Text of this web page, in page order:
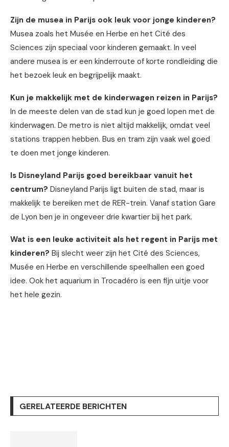
Zijn de musea in Parijs ook leuk voor jonge kinderen?
Musea zoals het Musée en Herbe en het Cité des
Sciences zijn speciaal voor kinderen gemaakt. In veel
andere musea is er een kinderroute of korte rondleiding die
het bezoek leuk en begrijpelijk maakt.
Kun je makkelijk met de kinderwagen reizen in Parijs?
In de meeste delen van de stad kun je goed lopen met de
kinderwagen. De metro is niet altijd makkelijk, omdat veel
stations trappen hebben. Bus en tram zijn vaak wel goed
te doen met jonge kinderen.
Is Disneyland Parijs goed bereikbaar vanuit het
centrum? Disneyland Parijs ligt buiten de stad, maar is
makkelijk te bereiken met de RER-trein. Vanaf station Gare
de Lyon ben je in ongeveer drie kwartier bij het park.
Wat is een leuke activiteit als het regent in Parijs met
kinderen? Bij slecht weer zijn het Cité des Sciences,
Musée en Herbe en verschillende speelhallen een goed
idee. Ook het aquarium in Trocadéro is een fijn uitje voor
het hele gezin.
GERELATEERDE BERICHTEN